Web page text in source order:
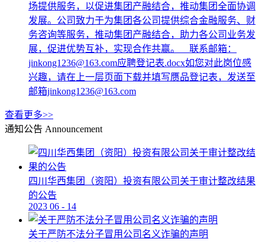
场提供服务，以促进集团产融结合，推动集团全面协调
发展。公司致力于为集团各公司提供综合金融服务、财
务咨询等服务，推动集团产融结合，助力各公司业务发
展，促进优势互补，实现合作共赢。 联系邮箱：
jinkong1236@163.com应聘登记表.docx如您对此岗位感
兴趣，请在上一层页面下载并填写赝品登记表，发送至
邮箱jinkong1236@163.com
查看更多>>
通知公告 Announcement
四川华西集团（资阳）投资有限公司关于审计整改结果
的公告
2023 06 - 14
关于严防不法分子冒用公司名义诈骗的声明